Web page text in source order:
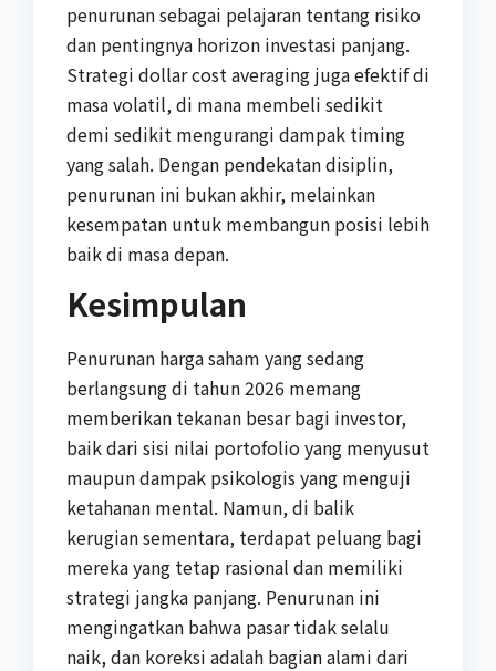
penurunan sebagai pelajaran tentang risiko
dan pentingnya horizon investasi panjang.
Strategi dollar cost averaging juga efektif di
masa volatil, di mana membeli sedikit
demi sedikit mengurangi dampak timing
yang salah. Dengan pendekatan disiplin,
penurunan ini bukan akhir, melainkan
kesempatan untuk membangun posisi lebih
baik di masa depan.
Kesimpulan
Penurunan harga saham yang sedang
berlangsung di tahun 2026 memang
memberikan tekanan besar bagi investor,
baik dari sisi nilai portofolio yang menyusut
maupun dampak psikologis yang menguji
ketahanan mental. Namun, di balik
kerugian sementara, terdapat peluang bagi
mereka yang tetap rasional dan memiliki
strategi jangka panjang. Penurunan ini
mengingatkan bahwa pasar tidak selalu
naik, dan koreksi adalah bagian alami dari